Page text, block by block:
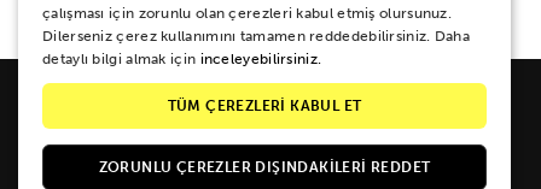
Galipdede Cad. No: 33 Tünel / Beyoğlu / İSTANBUL
çalışması için zorunlu olan çerezleri kabul etmiş olursunuz.
Dilerseniz çerez kullanımını tamamen reddedebilirsiniz. Daha
detaylı bilgi almak için inceleyebilirsiniz.
TÜM ÇEREZLERİ KABUL ET
ZORUNLU ÇEREZLER DIŞINDAKILERI REDDET